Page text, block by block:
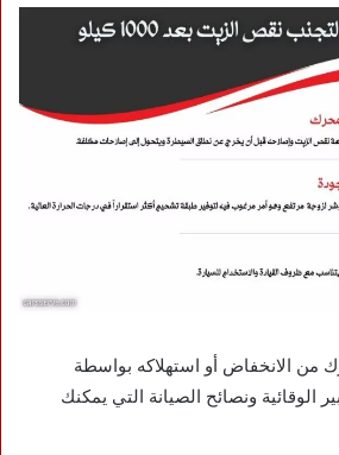
من الانخفاض أو استهلاكه بواسطة
الوقائية ونصائح الصيانة التي يمكنك